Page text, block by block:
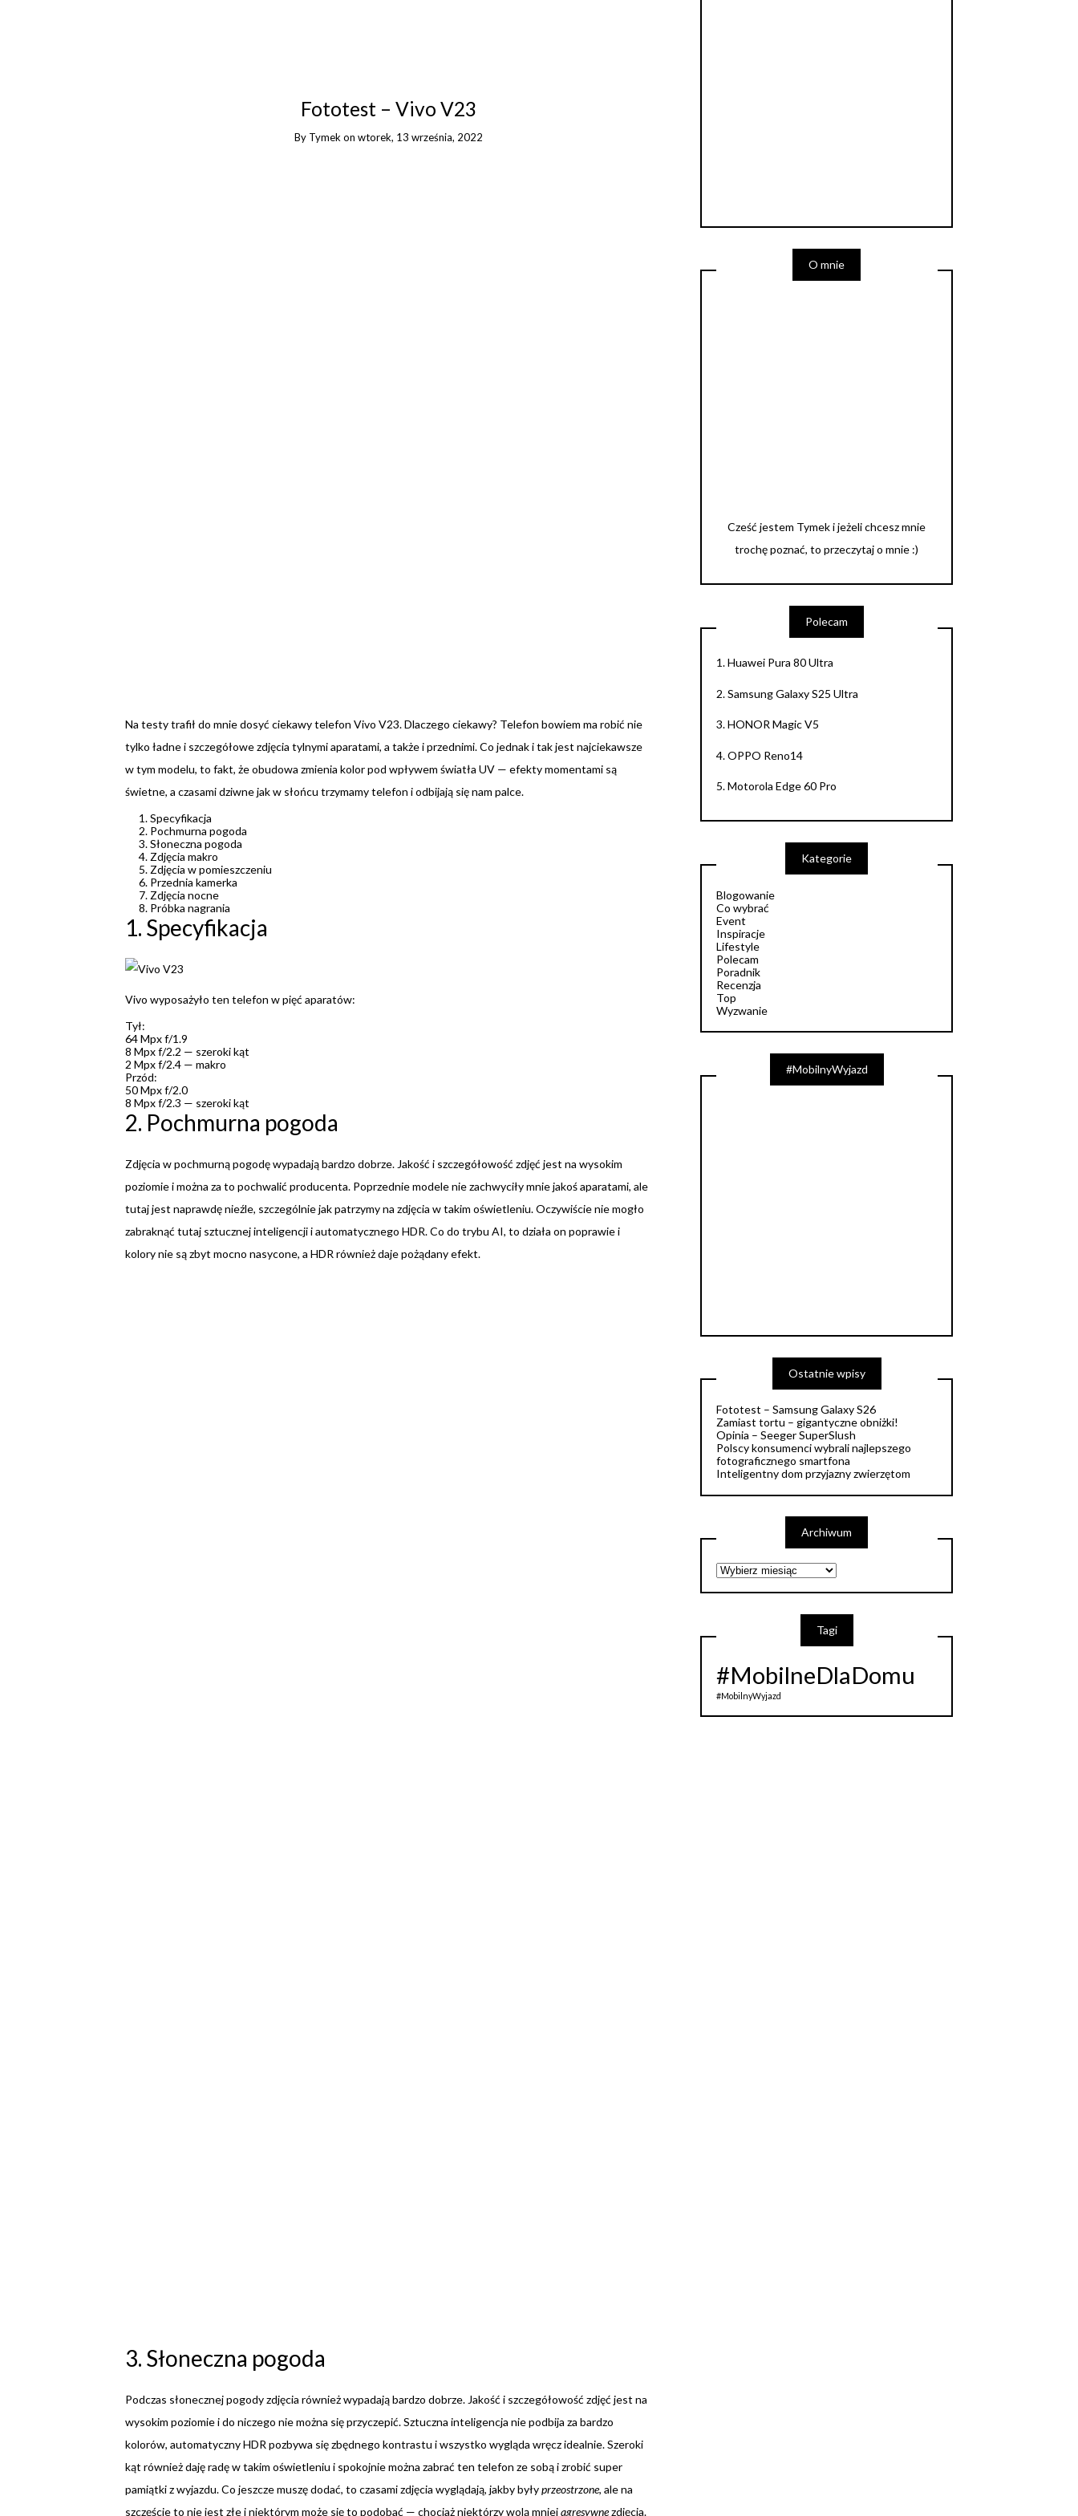
Fototest – Vivo V23
By Tymekon wtorek, 13 września, 2022
Na testy trafił do mnie dosyć ciekawy telefon Vivo V23. Dlaczego ciekawy? Telefon bowiem ma robić nie
tylko ładne i szczegółowe zdjęcia tylnymi aparatami, a także i przednimi. Co jednak i tak jest najciekawsze
w tym modelu, to fakt, że obudowa zmienia kolor pod wpływem światła UV — efekty momentami są
świetne, a czasami dziwne jak w słońcu trzymamy telefon i odbijają się nam palce.
Specyfikacja
Pochmurna pogoda
Słoneczna pogoda
Zdjęcia makro
Zdjęcia w pomieszczeniu
Przednia kamerka
Zdjęcia nocne
Próbka nagrania
1. Specyfikacja
Vivo wyposażyło ten telefon w pięć aparatów:
Tył:
64 Mpx f/1.9
8 Mpx f/2.2 — szeroki kąt
2 Mpx f/2.4 — makro
Przód:
50 Mpx f/2.0
8 Mpx f/2.3 — szeroki kąt
2. Pochmurna pogoda
Zdjęcia w pochmurną pogodę wypadają bardzo dobrze. Jakość i szczegółowość zdjęć jest na wysokim
poziomie i można za to pochwalić producenta. Poprzednie modele nie zachwyciły mnie jakoś aparatami, ale
tutaj jest naprawdę nieźle, szczególnie jak patrzymy na zdjęcia w takim oświetleniu. Oczywiście nie mogło
zabraknąć tutaj sztucznej inteligencji i automatycznego HDR. Co do trybu AI, to działa on poprawie i
kolory nie są zbyt mocno nasycone, a HDR również daje pożądany efekt.
3. Słoneczna pogoda
Podczas słonecznej pogody zdjęcia również wypadają bardzo dobrze. Jakość i szczegółowość zdjęć jest na
wysokim poziomie i do niczego nie można się przyczepić. Sztuczna inteligencja nie podbija za bardzo
kolorów, automatyczny HDR pozbywa się zbędnego kontrastu i wszystko wygląda wręcz idealnie. Szeroki
kąt również daję radę w takim oświetleniu i spokojnie można zabrać ten telefon ze sobą i zrobić super
pamiątki z wyjazdu. Co jeszcze muszę dodać, to czasami zdjęcia wyglądają, jakby byłyprzeostrzone, ale na
szczęście to nie jest złe i niektórym może się to podobać — chociaż niektórzy wolą mniejagresywnezdjęcia.
O mnie
Cześć jestem Tymek i jeżeli chcesz mnie
trochę poznać, to przeczytaj o mnie :)
Polecam
1.Huawei Pura 80 Ultra
2.Samsung Galaxy S25 Ultra
3.HONOR Magic V5
4.OPPO Reno14
5.Motorola Edge 60 Pro
Kategorie
Blogowanie
Co wybrać
Event
Inspiracje
Lifestyle
Polecam
Poradnik
Recenzja
Top
Wyzwanie
#MobilnyWyjazd
Ostatnie wpisy
Fototest – Samsung Galaxy S26
Zamiast tortu – gigantyczne obniżki!
Opinia – Seeger SuperSlush
Polscy konsumenci wybrali najlepszego
fotograficznego smartfona
Inteligentny dom przyjazny zwierzętom
Archiwum
Tagi
#MobilneDlaDomu
#MobilnyWyjazd